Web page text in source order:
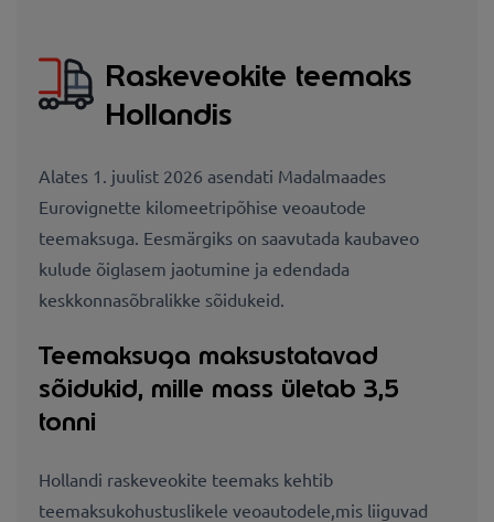
Raskeveokite teemaks
Hollandis
Alates 1. juulist 2026 asendati Madalmaades
Eurovignette kilomeetripõhise veoautode
teemaksuga. Eesmärgiks on saavutada kaubaveo
kulude õiglasem jaotumine ja edendada
keskkonnasõbralikke sõidukeid.
Teemaksuga maksustatavad
sõidukid, mille mass ületab 3,5
tonni
Hollandi raskeveokite teemaks kehtib
teemaksukohustuslikele veoautodele,mis liiguvad